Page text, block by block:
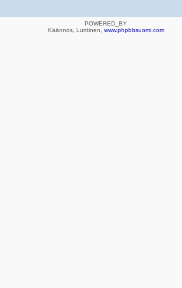
POWERED_BY
Käännös, Lurttinen, www.phpbbsuomi.com